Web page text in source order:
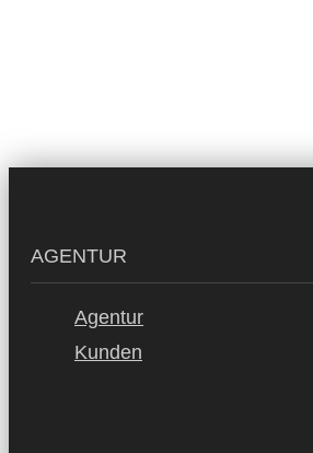
AGENTUR
Agentur
Kunden